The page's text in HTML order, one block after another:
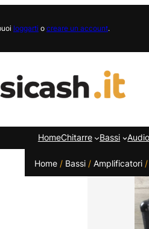
loggarti o creare un account.
HomeChitarre Bassi Audio
Home/ Bassi/ Amplificatori/